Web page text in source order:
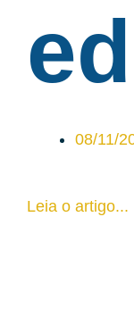
08/11/
Leia o artigo...